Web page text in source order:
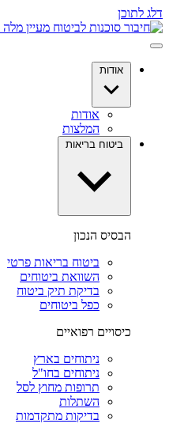
דלג לתוכן
אודות
אודות
המלצות
ביטוח בריאות
הבסיס הנכון
ביטוח בריאות פרטי
השוואת ביטוחים
בדיקת תיק ביטוח
כפל ביטוחים
כיסויים רפואיים
ניתוחים בארץ
ניתוחים בחו"ל
תרופות מחוץ לסל
השתלות
בדיקות מתקדמות